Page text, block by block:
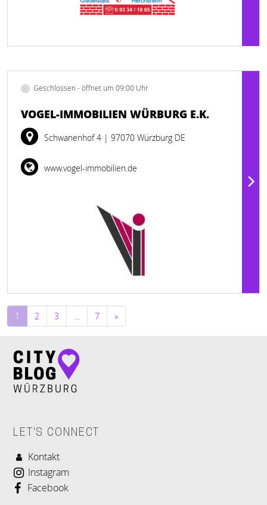
Geschlossen - öffnet um 09:00 Uhr
VOGEL-IMMOBILIEN WÜRBURG E.K.
Schwanenhof 4 | 97070 Würzburg DE
www.vogel-immobilien.de
Beitragsnavigation
1 2 3 … 7 »
LET'S CONNECT
Kontakt
Instagram
Facebook